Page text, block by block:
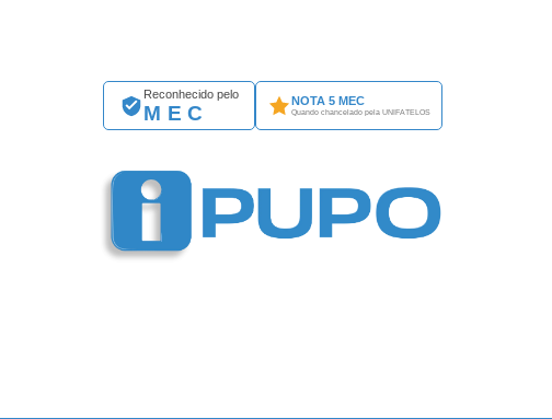
Reconhecido pelo
MEC
NOTA 5 MEC
Quando chancelado pela UNIFATELOS